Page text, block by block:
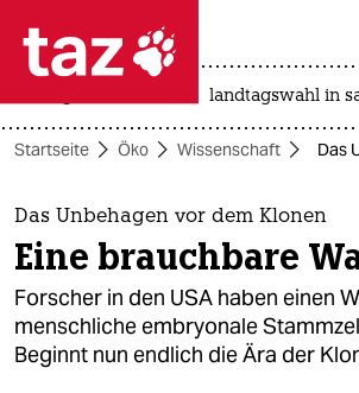
 taz zahl ich
taz zahl ich
themen
politik
öko
gesellschaft
landtagswahl in
Startseite Öko Wissenschaft Das
Das Unbehagen vor dem Klonen
Eine brauchbare
Forscher in den USA haben einen
menschliche embryonale
Beginnt nun endlich die Ära der